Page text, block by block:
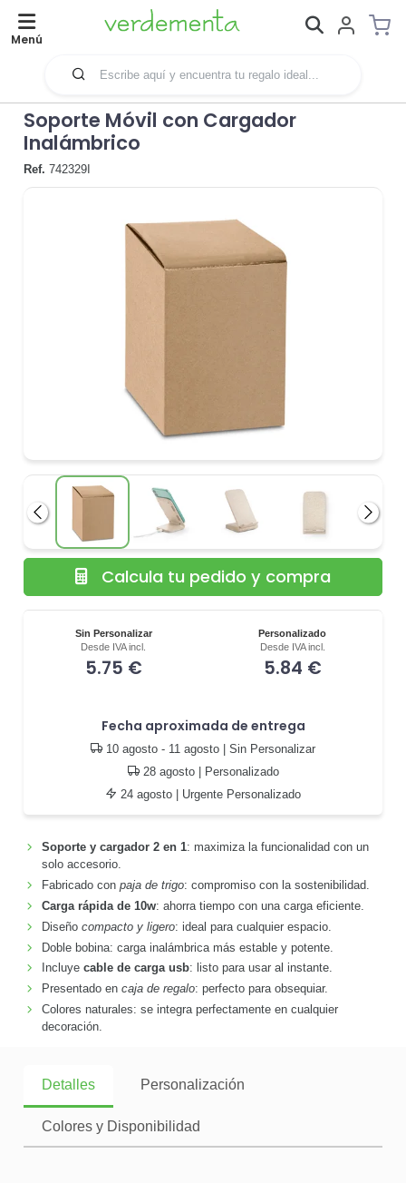
Menú
Soporte Móvil con Cargador
Inalámbrico
Ref. 742329I
Anterior
Sin Personalizar
Desde IVA incl.
5.75 €
Personalizado
Desde IVA incl.
5.84 €
Fecha aproximada de entrega
10 agosto - 11 agosto | Sin Personalizar
28 agosto| Personalizado
24 agosto | Urgente Personalizado
Calcula tu pedido y compra
Soporte y cargador 2 en 1: maximiza la funcionalidad con un
solo accesorio.
Fabricado con paja de trigo: compromiso con la sostenibilidad.
Carga rápida de 10w: ahorra tiempo con una carga eficiente.
Diseño compacto y ligero: ideal para cualquier espacio.
Doble bobina: carga inalámbrica más estable y potente.
Incluye cable de carga usb: listo para usar al instante.
Presentado en caja de regalo: perfecto para obsequiar.
Colores naturales: se integra perfectamente en cualquier
decoración.
Detalles Personalización
Colores y Disponibilidad